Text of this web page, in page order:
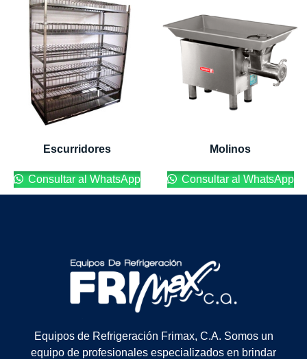
Escurridores
Consultar al WhatsApp
Molinos
Consultar al WhatsApp
Equipos de Refrigeración Frimax, C.A. Somos un
equipo de profesionales especializados en brindar